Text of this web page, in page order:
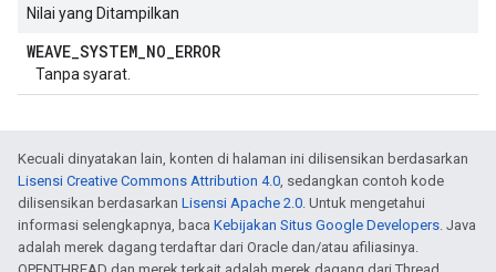
Nilai yang Ditampilkan
WEAVE_SYSTEM_NO_ERROR
Tanpa syarat.
Kecuali dinyatakan lain, konten di halaman ini dilisensikan berdasarkan
Lisensi Creative Commons Attribution 4.0, sedangkan contoh kode
dilisensikan berdasarkan Lisensi Apache 2.0. Untuk mengetahui
informasi selengkapnya, baca Kebijakan Situs Google Developers. Java
adalah merek dagang terdaftar dari Oracle dan/atau afiliasinya.